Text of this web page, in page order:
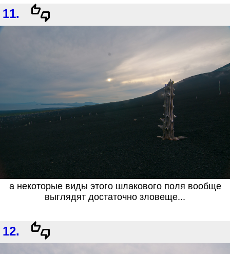
11.
а некоторые виды этого шлакового поля вообще
выглядят достаточно зловеще...
12.